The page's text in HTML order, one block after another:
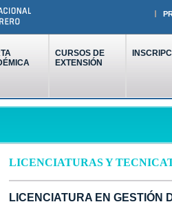
CURSOS DE
EXTENSIÓN
LICENCIATURAS Y
LICENCIATURA EN